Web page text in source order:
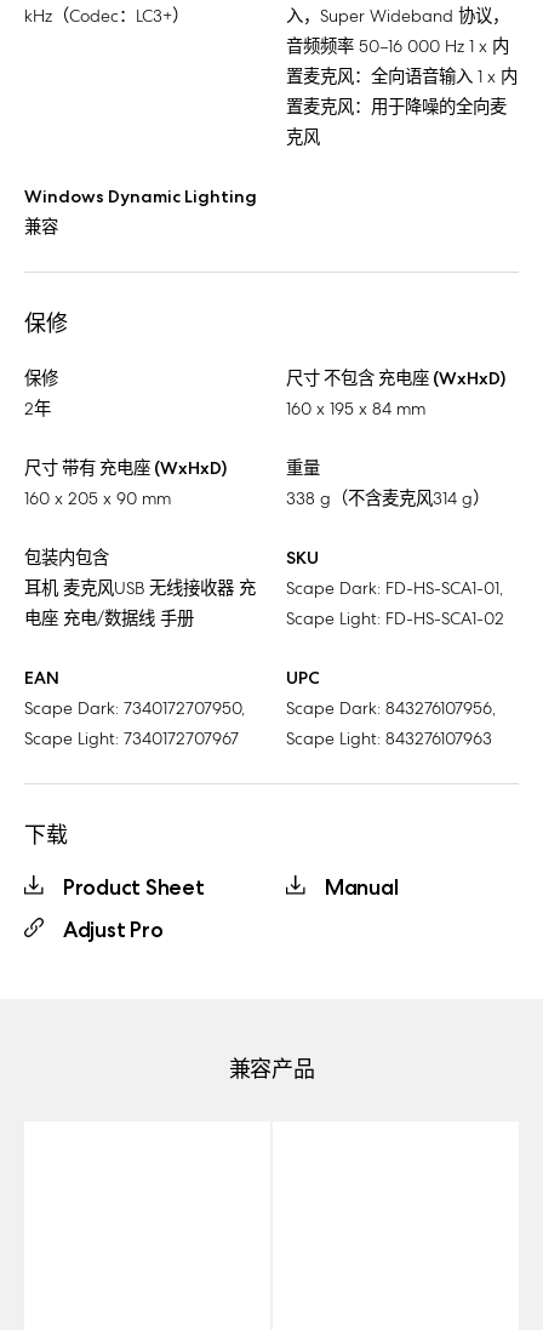
kHz（Codec：LC3+）
入，Super Wideband 协议，
音频频率 50–16 000 Hz 1 x 内
置麦克风：全向语音输入 1 x 内
置麦克风：用于降噪的全向麦
克风
Windows Dynamic Lighting
兼容
保修
保修
2年
尺寸 不包含 充电座 (WxHxD)
160 x 195 x 84 mm
尺寸 带有 充电座 (WxHxD)
160 x 205 x 90 mm
重量
338 g（不含麦克风314 g）
包装内包含
耳机 麦克风USB 无线接收器 充
电座 充电/数据线 手册
SKU
Scape Dark: FD-HS-SCA1-01,
Scape Light: FD-HS-SCA1-02
EAN
Scape Dark: 7340172707950,
Scape Light: 7340172707967
UPC
Scape Dark: 843276107956,
Scape Light: 843276107963
下载
Product Sheet
Manual
Adjust Pro
兼容产品